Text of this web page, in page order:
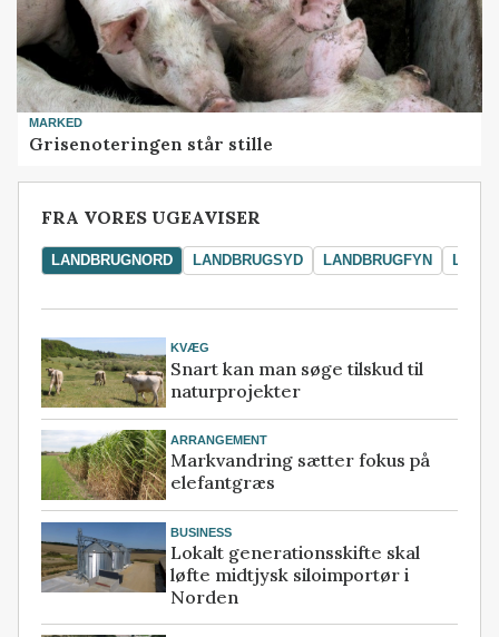
MARKED
Grisenoteringen står stille
FRA VORES UGEAVISER
LANDBRUGNORD LANDBRUGSYD LANDBRUGFYN
KVÆG
Snart kan man søge tilskud til
naturprojekter
ARRANGEMENT
Markvandring sætter fokus på
elefantgræs
BUSINESS
Lokalt generationsskifte skal
løfte midtjysk siloimportør i
Norden